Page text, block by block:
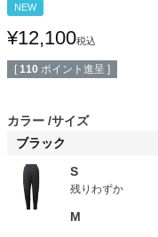
NEW
¥12,100税込
[ 110 ポイント進呈 ]
カラー サイズ
ブラック
S
残りわずか
M